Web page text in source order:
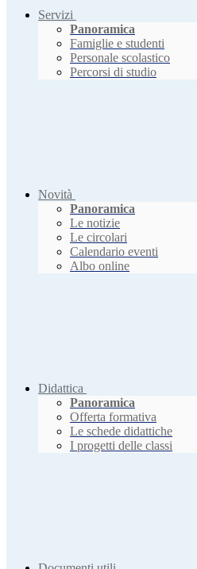
Servizi
Panoramica
Famiglie e studenti
Personale scolastico
Percorsi di studio
Novità
Panoramica
Le notizie
Le circolari
Calendario eventi
Albo online
Didattica
Panoramica
Offerta formativa
Le schede didattiche
I progetti delle classi